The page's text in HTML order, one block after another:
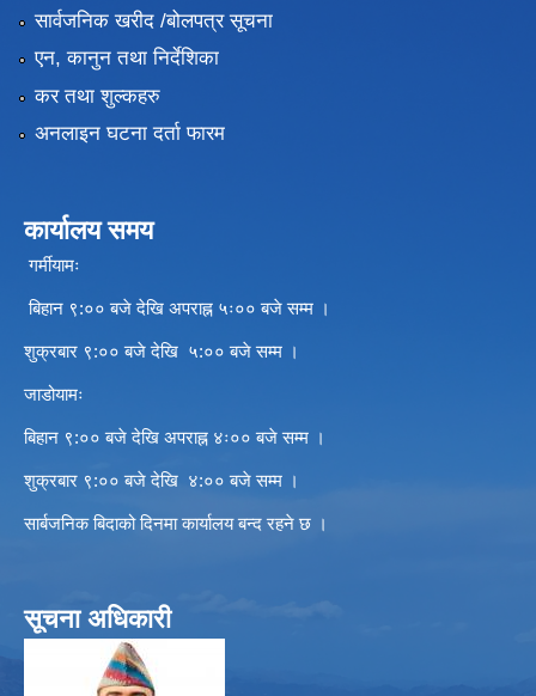
सार्वजनिक खरीद /बोलपत्र सूचना
एन, कानुन तथा निर्देशिका
कर तथा शुल्कहरु
अनलाइन घटना दर्ता फारम
कार्यालय समय
गर्मीयामः
बिहान ९:०० बजे देखि अपराह्न ५ः०० बजे सम्म ।
शुक्रबार ९:०० बजे देखि ५:०० बजे सम्म ।
जाडोयामः
बिहान ९:०० बजे देखि अपराह्न ४ः०० बजे सम्म ।
शुक्रबार ९:०० बजे देखि ४:०० बजे सम्म ।
सार्बजनिक बिदाको दिनमा कार्यालय बन्द रहने छ ।
सूचना अधिकारी